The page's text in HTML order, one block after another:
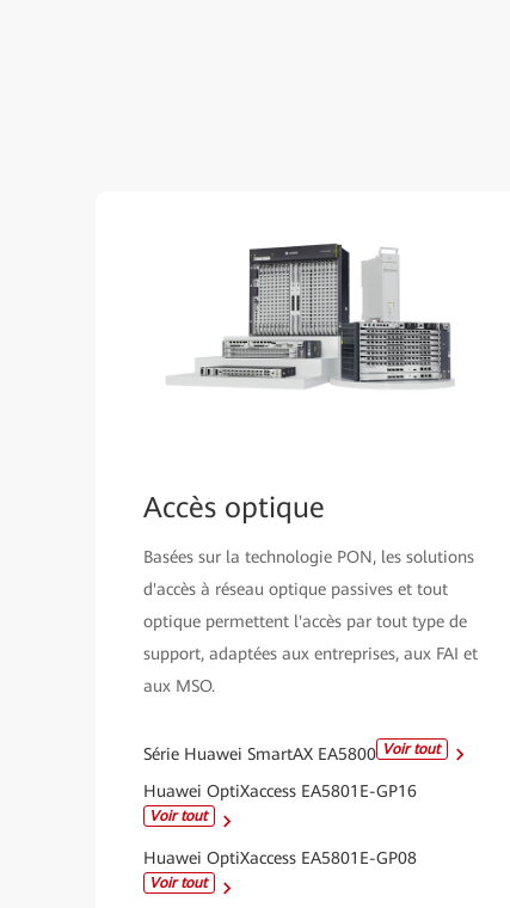
Accès optique
Basées sur la technologie PON, les solutions
d'accès à réseau optique passives et tout
optique permettent l'accès par tout type de
support, adaptées aux entreprises, aux FAI et
aux MSO.
Série Huawei SmartAX EA5800 Voir tout
Huawei OptiXaccess EA5801E-GP16
Voir tout
Huawei OptiXaccess EA5801E-GP08
Voir tout